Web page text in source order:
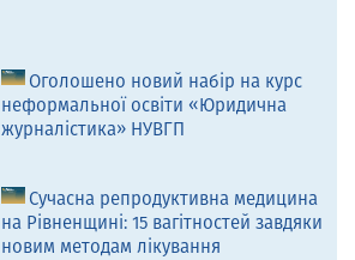
Оголошено новий набір на курс
неформальної освіти «Юридична
журналістика» НУВГП
Сучасна репродуктивна медицина
на Рівненщині: 15 вагітностей завдяки
новим методам лікування